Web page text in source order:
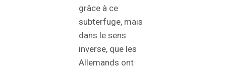
grâce à ce
subterfuge, mais
dans le sens
inverse, que les
Allemands ont